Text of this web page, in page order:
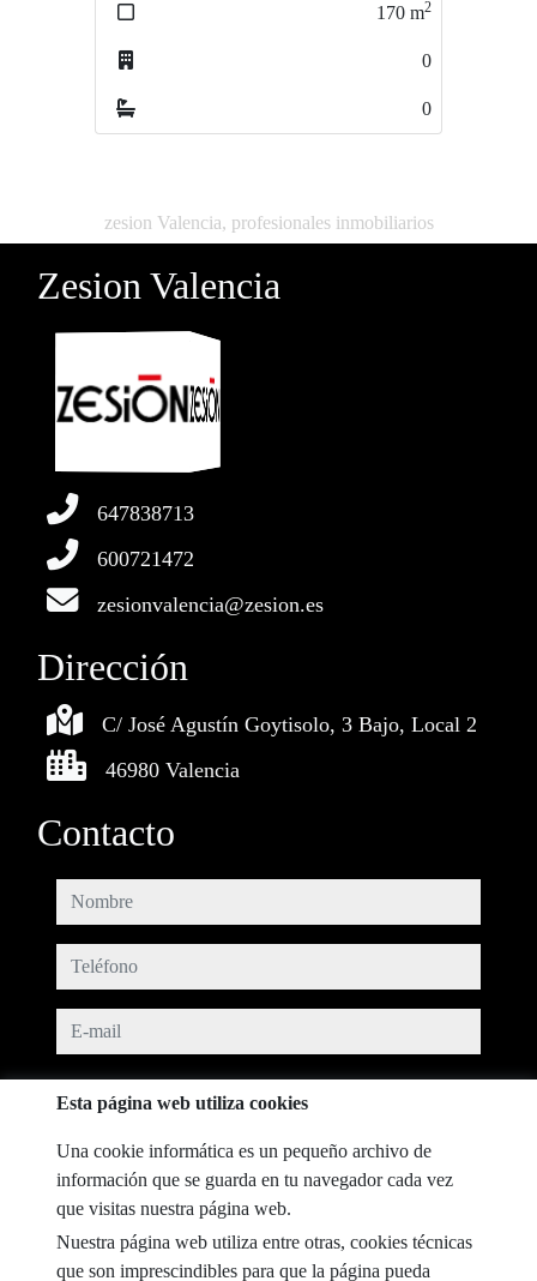
170 m2
zesion Valencia, profesionales inmobiliarios
Zesion Valencia
647838713
600721472
zesionvalencia@zesion.es
Dirección
C/ José Agustín Goytisolo, 3 Bajo, Local 2
46980 Valencia
Contacto
nombre
teléfono
e-mail
He leído y acepto las condiciones de uso y
mensaje
Captcha
Esta página web utiliza cookies
Una cookie informática es un pequeño archivo de
información que se guarda en tu navegador cada vez
que visitas nuestra página web.
Nuestra página web utiliza entre otras, cookies técnicas
que son imprescindibles para que la página pueda